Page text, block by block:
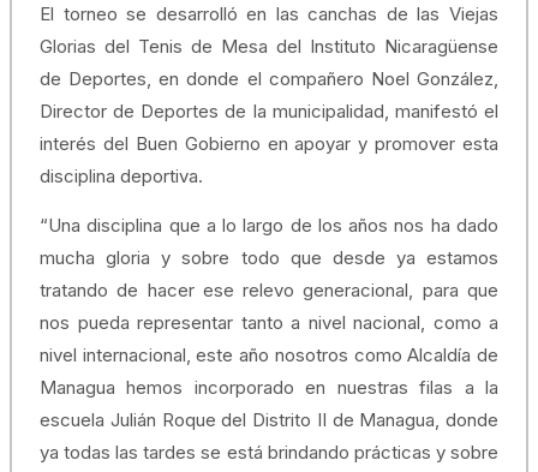
El torneo se desarrolló en las canchas de las Viejas
Glorias del Tenis de Mesa del Instituto Nicaragüense
de Deportes, en donde el compañero Noel González,
Director de Deportes de la municipalidad, manifestó el
interés del Buen Gobierno en apoyar y promover esta
disciplina deportiva.
“Una disciplina que a lo largo de los años nos ha dado
mucha gloria y sobre todo que desde ya estamos
tratando de hacer ese relevo generacional, para que
nos pueda representar tanto a nivel nacional, como a
nivel internacional, este año nosotros como Alcaldía de
Managua hemos incorporado en nuestras filas a la
escuela Julián Roque del Distrito II de Managua, donde
ya todas las tardes se está brindando prácticas y sobre